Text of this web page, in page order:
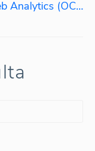
Enviar el tráfico de Octoboard Web Analytics (OCTO.JS) a PPC Data Analytics